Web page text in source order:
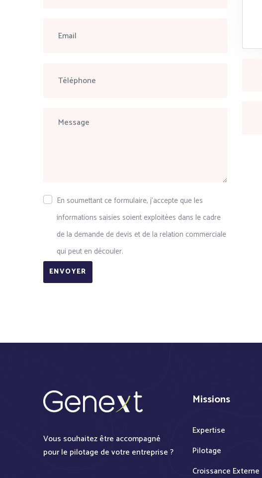
En soumettant ce formulaire, j'accepte que les
informations saisies soient exploitées dans le cadre
de la demande de devis et de la relation commerciale
qui peut en découler.
ENVOYER
Vous souhaitez être accompagné
pour le pilotage de votre entreprise ?
Missions
Expertise
Pilotage
Croissance Externe